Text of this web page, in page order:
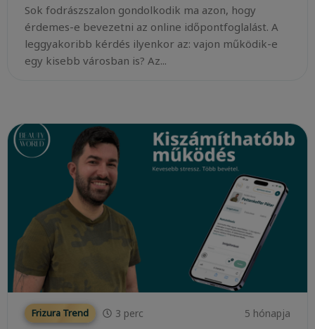
Sok fodrászszalon gondolkodik ma azon, hogy
érdemes-e bevezetni az online időpontfoglalást. A
leggyakoribb kérdés ilyenkor az: vajon működik-e
egy kisebb városban is? Az...
Frizura Trend 3 perc 5 hónapja